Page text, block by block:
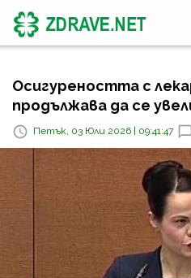
Осигуреността с
продължава да се
Петък, 03 Юли 2026 | 09:41:47